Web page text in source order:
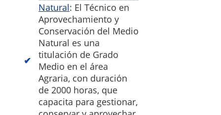
Natural: El Técnico en
Aprovechamiento y
Conservación del Medio
Natural es una
titulación de Grado
Medio en el área
Agraria, con duración
de 2000 horas, que
capacita para gestionar,